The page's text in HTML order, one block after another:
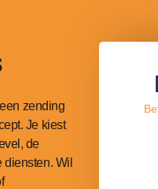
zending
Je kiest
de
Wil